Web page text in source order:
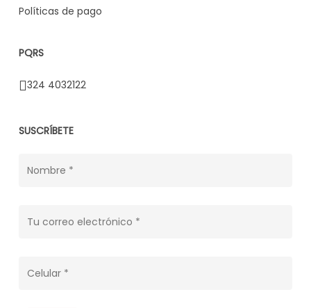
Políticas de pago
PQRS
324 4032122
SUSCRÍBETE